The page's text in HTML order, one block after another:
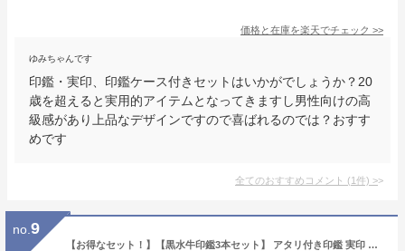
価格と在庫を楽天でチェック >>
ゆみちゃんです
印鑑・実印、印鑑ケース付きセットはいかがでしょうか？20
歳を超えると実用的アイテムとなってきますし男性向けの高
級感があり上品なデザインですので喜ばれるのでは？おすす
めです
全てのおすすめコメント (1件) >
no. 9
【お得なセット！】【黒水牛印鑑3本セット】 アタリ付き印鑑 実印 銀行印 認印 印鑑セット 個人印鑑 黒水牛16.5mm+15mm+13.5mmセット 誕生日/成人/お祝い 男性印鑑セット アタリ付き・印鑑ケース3個付き 印鑑箱も付き (16.5mm+15mm+13.5mm)